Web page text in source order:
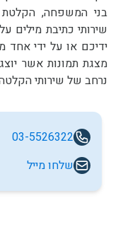
בני המשפחה, הקלטת
שירותי כתיבת מילים
ידיכם או על ידי אחד
מצגת תמונות אשר
נרחב של שירותי
03-5526322
שלחו מייל